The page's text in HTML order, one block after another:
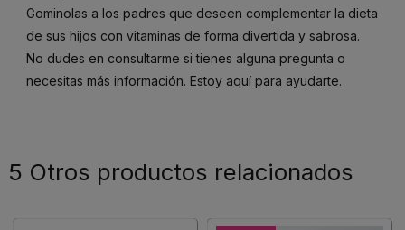
Gominolas a los padres que deseen complementar la dieta
de sus hijos con vitaminas de forma divertida y sabrosa.
No dudes en consultarme si tienes alguna pregunta o
necesitas más información. Estoy aquí para ayudarte.
5 Otros productos relacionados